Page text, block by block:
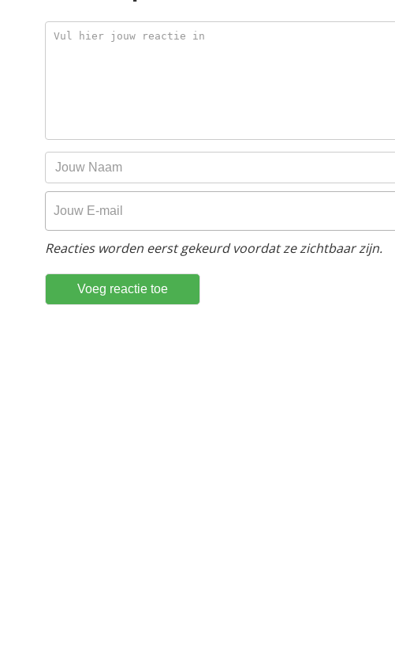
Reacties worden eerst gekeurd voordat ze zichtbaar zijn.